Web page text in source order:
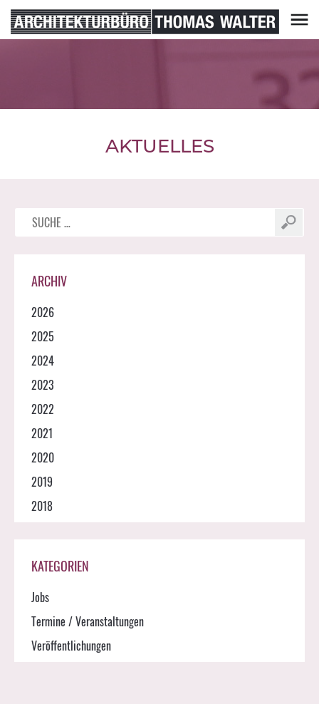
Skip
to
content
AKTUELLES
Suche
nach:
ARCHIV
2026
2025
2024
2023
2022
2021
2020
2019
2018
KATEGORIEN
Jobs
Termine / Veranstaltungen
Veröffentlichungen